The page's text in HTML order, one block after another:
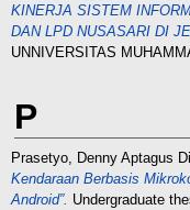
KINERJA SISTEM
DAN LPD NUSASARI DI
UNNIVERSITAS
P
Prasetyo, Denny Aptagus
Kendaraan Berbasis
Android”. Undergraduate